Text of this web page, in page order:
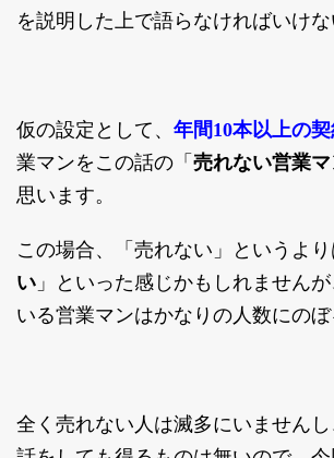
を説明した上で語らなければいけな
仮の設定として、 年間10本以上の
業マンをこの話の「 売れない営業
思います。
この場合、「売れない」というより
い 」といった感じかもしれません
いる営業マンはかなりの人数にのぼ
全く売れない人は滅多にいません